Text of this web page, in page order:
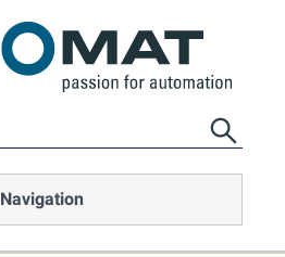
Navigation